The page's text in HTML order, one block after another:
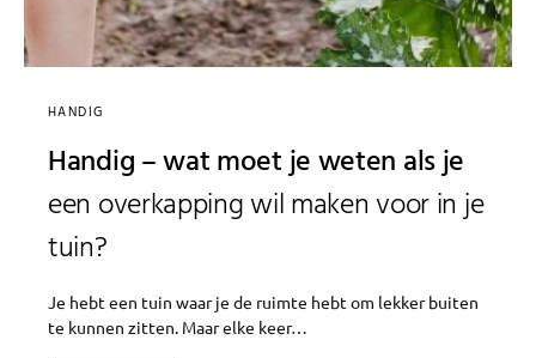
HANDIG
Handig – wat moet je weten als je
een overkapping wil maken voor in je
tuin?
Je hebt een tuin waar je de ruimte hebt om lekker buiten
te kunnen zitten. Maar elke keer…